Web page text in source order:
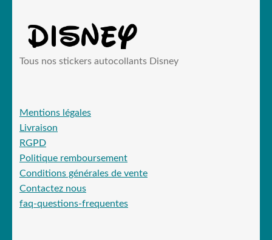
Tous nos stickers autocollants Disney
Mentions légales
Livraison
RGPD
Politique remboursement
Conditions générales de vente
Contactez nous
faq-questions-frequentes